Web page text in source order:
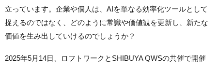
立っています。企業や個人は、AIを単なる効率化ツールとして
捉えるのではなく、どのように常識や価値観を更新し、新たな
価値を生み出していけるのでしょうか？
2025年5月14日、ロフトワークとSHIBUYA QWSの共催で開催